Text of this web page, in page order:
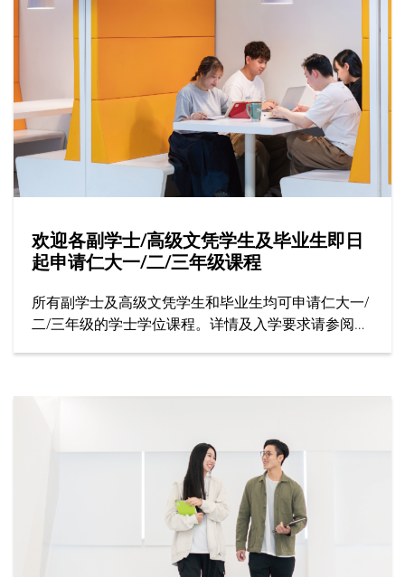
欢迎各副学士/高级文凭学生及毕业生即日
起申请仁大一/二/三年级课程
所有副学士及高级文凭学生和毕业生均可申请仁大一/
二/三年级的学士学位课程。详情及入学要求请参阅招